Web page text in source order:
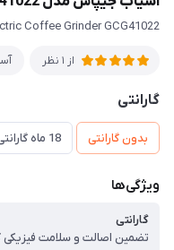
Coffee Grinder GCG41022
از 1 نظر
گارانتی
بدون گارانتی 18 ماه گارانتی و 60 ماه خدمات پس از فروش و ضمانت تعویض
ویژگی‌ها
گارانتی
تضمین اصالت و سلامت فیزیکی